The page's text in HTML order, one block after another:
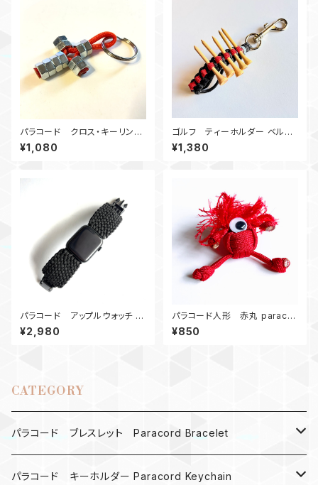
パラコード クロス・キーリン
グ M6ナット十字架 オレンジ
¥1,080
ゴルフ ティーホルダー ベルト
ループ グレー・赤 パラコード
¥1,380
パラコード アップルウォッチ バ
ンド44_Conquistador450_B
Apple Watch
¥2,980
パラコード人形 赤丸 paracor
d
¥850
CATEGORY
パラコード ブレスレット Paracord Bracelet
MAD MAX
パラコード キーホルダー Paracord Keychain